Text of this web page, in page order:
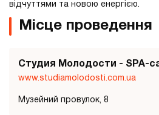
відчуттями та новою енергією.
Місце проведення
Студия Молодости - SPA-
www.studiamolodosti.com.ua
Музейний провулок, 8